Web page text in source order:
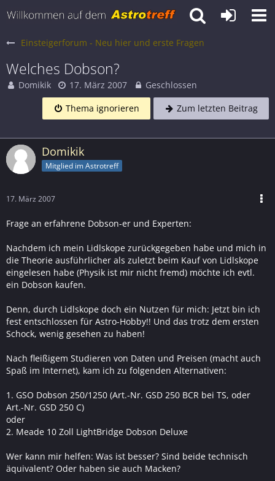
Einsteigerforum - Neu hier und erste Fragen
Welches Dobson?
Domikik 17. März 2007
Geschlossen
Thema ignorieren
Zum letzten Beitrag
Domikik
Mitglied im Astrotreff
17. März 2007
Frage an erfahrene Dobson-er und Experten:
Nachdem ich mein Lidlskope zurückgegeben habe und mich in
die Theorie ausführlicher als zuletzt beim Kauf von Lidlskope
eingelesen habe (Physik ist mir nicht fremd) möchte ich evtl.
ein Dobson kaufen.
Denn, durch Lidlskope doch ein Nutzen für mich: Jetzt bin ich
fest entschlossen für Astro-Hobby!! Und das trotz dem ersten
Schock, wenig gesehen zu haben!
Nach fleißigem Studieren von Daten und Preisen (macht auch
Spaß im Internet), kam ich zu folgenden Alternativen:
1. GSO Dobson 250/1250 (Art.-Nr. GSD 250 BCR bei TS, oder
Art.-Nr. GSD 250 C)
oder
2. Meade 10 Zoll LightBridge Dobson Deluxe
Wer kann mir helfen: Was ist besser? Sind beide technisch
äquivalent? Oder haben sie auch Macken?